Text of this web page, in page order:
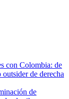
con Colombia: de
de derecha
de